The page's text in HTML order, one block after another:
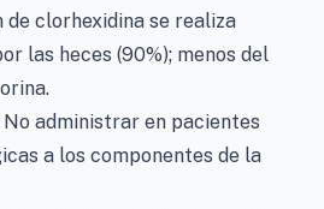
de clorhexidina se realiza
las heces (90%); menos del
No administrar en pacientes
a los componentes de la